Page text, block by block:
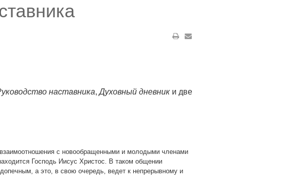
наставника,Духовный дневник и две
с новообращенными и молодыми членами
Господь Иисус Христос. В таком общении
а это, в свою очередь, ведет к непрерывному и